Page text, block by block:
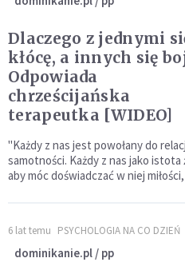
Dlaczego z jednymi
kłócę, a innych się
Odpowiada
chrześcijańska
terapeutka [WIDEO]
"Każdy z nas jest powołany do
samotności. Każdy z nas jako
aby móc doświadczać w niej
6 lat temu PSYCHOLOGIA NA CO DZIEŃ
dominikanie.pl / pp